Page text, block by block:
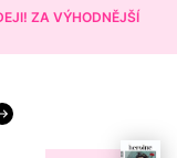
ZA VÝHODNĚJŠÍ